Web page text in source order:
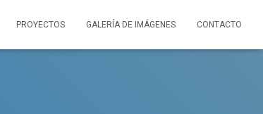
PROYECTOS GALERÍA DE IMÁGENES CONTACTO